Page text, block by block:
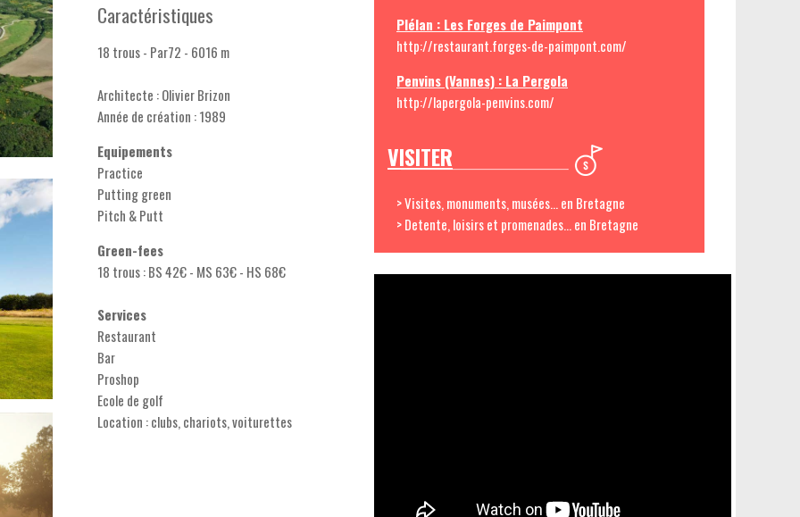
Caractéristiques
18 trous - Par72 - 6016 m
Architecte : Olivier Brizon
Année de création : 1989
Equipements
Practice
Putting green
Pitch & Putt
Green-fees
18 trous : BS 42€ - MS 63€ - HS 68€
Services
Restaurant
Bar
Proshop
Ecole de golf
Location : clubs, chariots, voiturettes
Plélan : Les Forges de Paimpont
http://restaurant.forges-de-paimpont.com/
Penvins (Vannes) : La Pergola
http://lapergola-penvins.com/
VISITER
> Visites, monuments, musées... en Bretagne
> Detente, loisirs et promenades... en Bretagne